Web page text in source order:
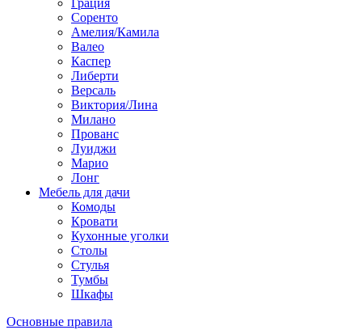
Грация
Соренто
Амелия/Камила
Валео
Каспер
Либерти
Версаль
Виктория/Лина
Милано
Прованс
Луиджи
Марио
Лонг
Мебель для дачи
Комоды
Кровати
Кухонные уголки
Столы
Стулья
Тумбы
Шкафы
Основные правила